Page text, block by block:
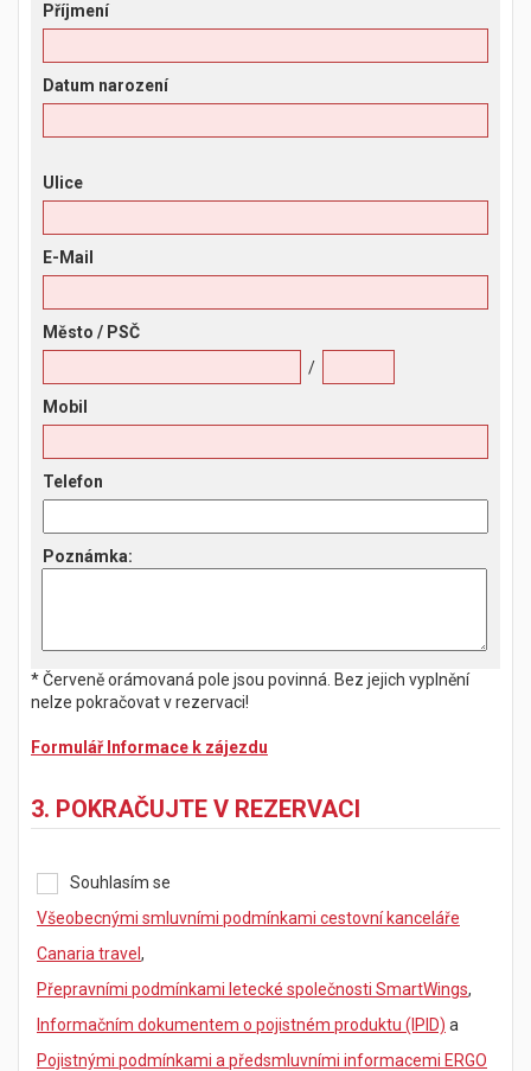
Příjmení
Datum narození
Ulice
E-Mail
Město / PSČ
/
Mobil
Telefon
Poznámka:
* Červeně orámovaná pole jsou povinná. Bez jejich vyplnění
nelze pokračovat v rezervaci!
Formulář Informace k zájezdu
3. POKRAČUJTE V REZERVACI
Souhlasím se
Všeobecnými smluvními podmínkami cestovní kanceláře
Canaria travel ,
Přepravními podmínkami letecké společnosti SmartWings,
Informačním dokumentem o pojistném produktu (IPID) a
Pojistnými podmínkami a předsmluvními informacemi ERGO